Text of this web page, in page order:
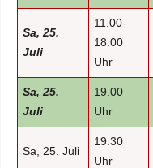
Sa, 25.
Juli
11.00-
18.00
Uhr
Sa, 25.
Juli
19.00
Uhr
Sa, 25. Juli
19.30
Uhr